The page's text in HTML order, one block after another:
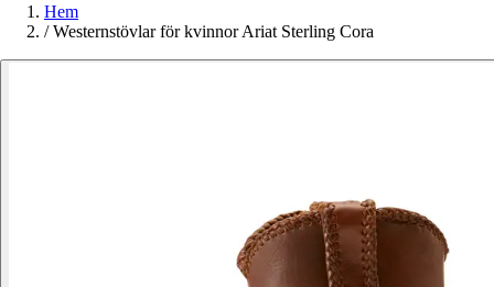
Hem
/ Westernstövlar för kvinnor Ariat Sterling Cora